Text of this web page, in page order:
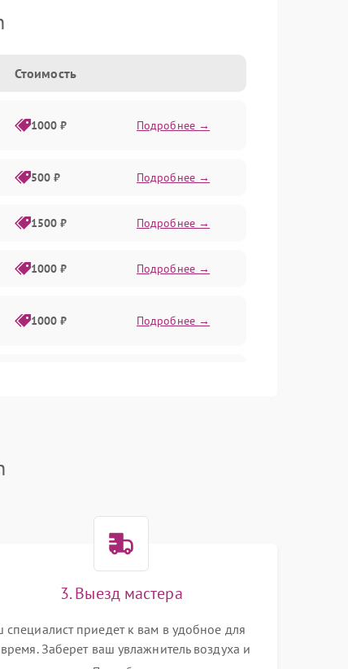
Стоимость
1000 ₽ Подробнее →
500 ₽ Подробнее →
1500 ₽ Подробнее →
1000 ₽ Подробнее →
1000 ₽ Подробнее →
3. Выезд мастера
специалист приедет к вам в удобное для
Заберет ваш увлажнитель воздуха и